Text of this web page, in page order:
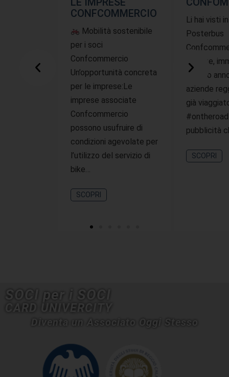
CONFCOMMERCIO
Mobilità sostenibile
per i soci
Confcommercio
Un’opportunità concreta
per le imprese:Le
imprese associate
Confcommercio
possono usufruire di
condizioni agevolate per
l’utilizzo del servizio di
bike…
SCOPRI
Li hai visti
Posterbus
offerte,
questo
aziende
già
pubblicità
SCOPRI
SOCI per i SOCI
CARD UNIVERCITY
Diventa un Associato Oggi Stesso